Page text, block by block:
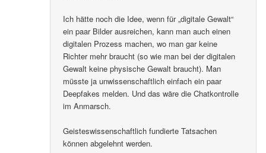
Ich hätte noch die Idee, wenn für „digitale Gewalt“
ein paar Bilder ausreichen, kann man auch einen
digitalen Prozess machen, wo man gar keine
Richter mehr braucht (so wie man bei der digitalen
Gewalt keine physische Gewalt braucht). Man
müsste ja unwissenschaftlich einfach ein paar
Deepfakes melden. Und das wäre die Chatkontrolle
im Anmarsch.
Geisteswissenschaftlich fundierte Tatsachen
können abgelehnt werden.